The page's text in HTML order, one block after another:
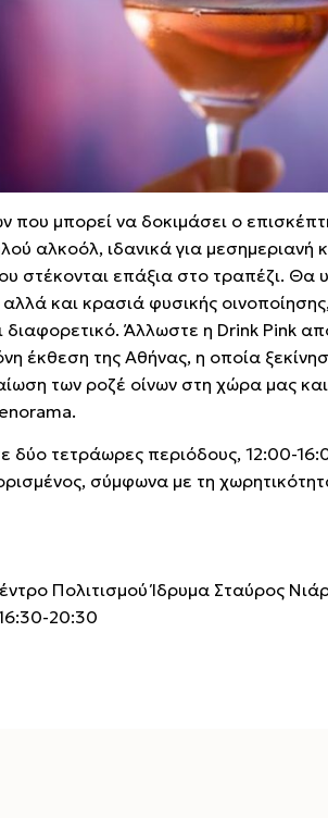
μπορεί να δοκιμάσει ο
αλκοόλ, ιδανικά για μεσημεριανή
στέκονται επάξια στο τραπέζι.
αλλά και κρασιά φυσικής
διαφορετικό. Άλλωστε η Drink Pink
έκθεση της Αθήνας, η οποία
των ροζέ οίνων στη χώρα μας
δύο τετράωρες περιόδους, 12:00-
σύμφωνα με τη
Πολιτισμού Ίδρυμα Σταύρος
20:30